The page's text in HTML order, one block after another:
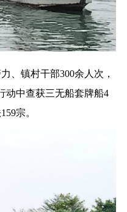
镇村干部300余人次，
动中查获三无船套牌船4
宗。